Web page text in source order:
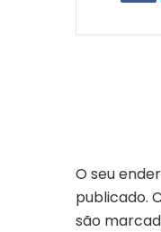
O seu
publicado.
são